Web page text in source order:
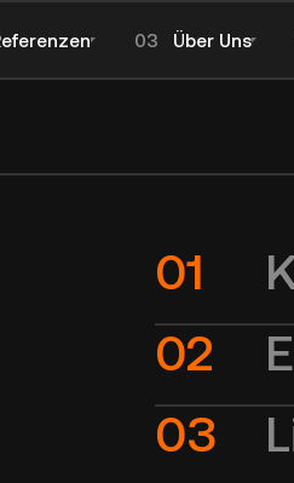
öffnen Untermenü öffnen
Über Uns